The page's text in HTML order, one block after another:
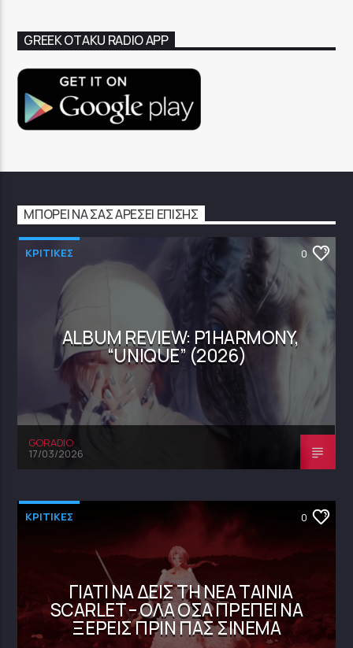
GREEK OTAKU RADIO APP
ΜΠΟΡΕΊ ΝΑ ΣΑΣ ΑΡΈΣΕΙ ΕΠΊΣΗΣ
ΚΡΙΤΙΚΕΣ 0
ALBUM REVIEW: P1HARMONY,
“UNIQUE” (2026)
GORADIO
17/03/2026
ΚΡΙΤΙΚΕΣ 0
ΓΙΑΤΊ ΝΑ ΔΕΙΣ ΤΗ ΝΈΑ ΤΑΙΝΊΑ
SCARLET – ΌΛΑ ΌΣΑ ΠΡΈΠΕΙ ΝΑ
ΞΈΡΕΙΣ ΠΡΙΝ ΠΑΣ ΣΙΝΕΜΆ